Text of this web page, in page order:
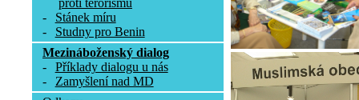
proti terorismu
-
Stánek míru
-
Studny pro Benin
Mezináboženský dialog
-
Příklady dialogu u nás
-
Zamyšlení nad MD